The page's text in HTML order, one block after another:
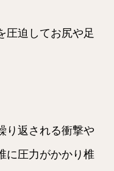
圧迫してお尻や足
り返される衝撃や
に圧力がかかり椎